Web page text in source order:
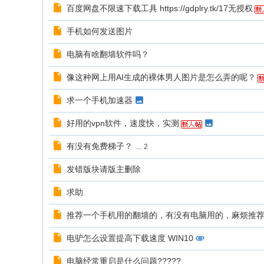
论
百度网盘不限速下载工具 https://gdplry.tk/17无授权
手机如何发送图片
电脑有啥翻墙软件吗？
像这种网上用AI生成的裸体男人图片是怎么弄的呢？
求一个手机加速器
好用的vpn软件，速度快，实测
有没有免费梯子？ ... 2
发错版块请版主删除
求助
推荐一个手机用的翻墙的，有没有电脑用的，麻烦推
电驴怎么设置提高下载速度 WIN10
电脑经常重启是什么问题?????